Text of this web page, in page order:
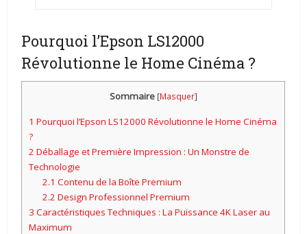
Pourquoi l’Epson LS12000
Révolutionne le Home Cinéma ?
Sommaire [Masquer]
1 Pourquoi l’Epson LS12000 Révolutionne le Home Cinéma
?
2 Déballage et Première Impression : Un Monstre de
Technologie
2.1 Contenu de la Boîte Premium
2.2 Design Professionnel Premium
3 Caractéristiques Techniques : La Puissance 4K Laser au
Maximum